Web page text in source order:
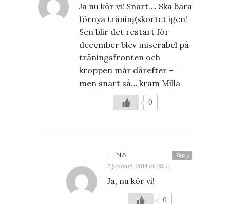
Ja nu kör vi! Snart…. Ska bara
förnya träningskortet igen!
Sen blir det restart för
december blev miserabel på
träningsfronten och
kroppen mår därefter –
men snart så… kram Milla
0
Reply
LENA
2 januari, 2014 at 08:41
Ja, nu kör vi!
0